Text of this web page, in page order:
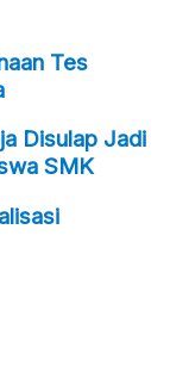
Tes
Disulap Jadi
SMK